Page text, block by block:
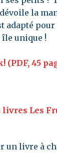
la
adapté
unique !
(PDF, 45
livres Les
un livre à